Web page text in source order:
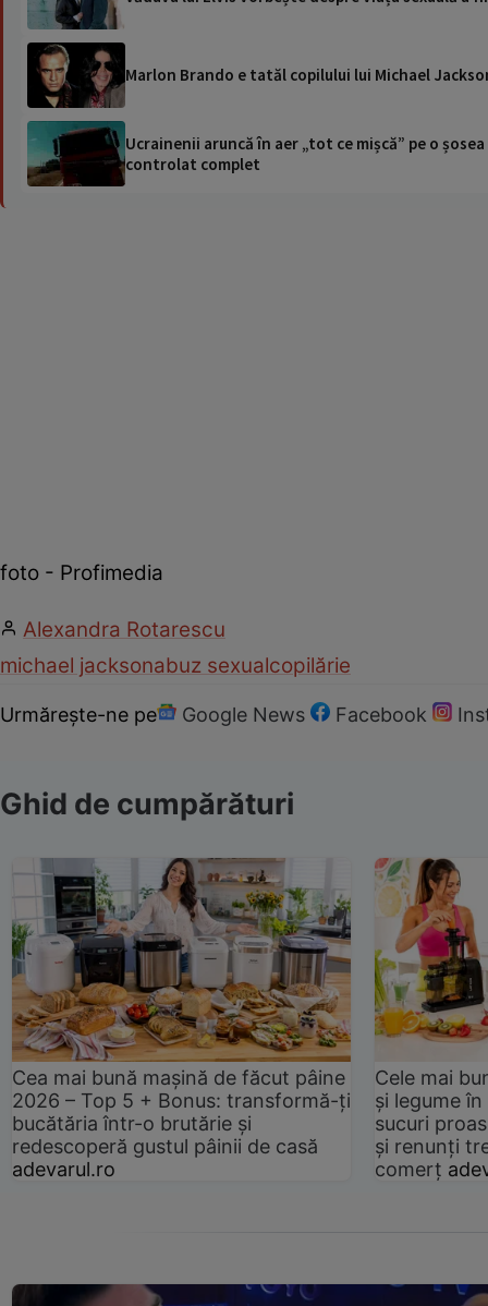
Marlon Brando e tatăl copilului lui Michael
Ucrainenii aruncă în aer „tot ce mișcă” pe o
controlat complet
foto - Profimedia
Alexandra Rotarescu
michael jacksonabuz sexualcopilărie
Urmărește-ne pe Google News Facebook
Ghid de cumpărături
Cea mai bună mașină de făcut pâine
2026 – Top 5 + Bonus: transformă-ți
bucătăria într-o brutărie și
redescoperă gustul pâinii de casă
adevarul.ro
Cele mai
și legume
sucuri
și renunți
comerț